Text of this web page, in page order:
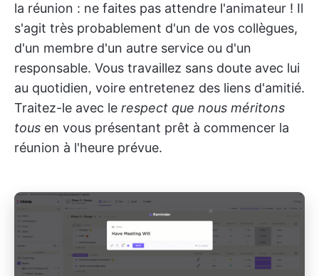
la réunion : ne faites pas attendre l'animateur ! Il
s'agit très probablement d'un de vos collègues,
d'un membre d'un autre service ou d'un
responsable. Vous travaillez sans doute avec lui
au quotidien, voire entretenez des liens d'amitié.
Traitez-le avec le respect que nous méritons
tous en vous présentant prêt à commencer la
réunion à l'heure prévue.